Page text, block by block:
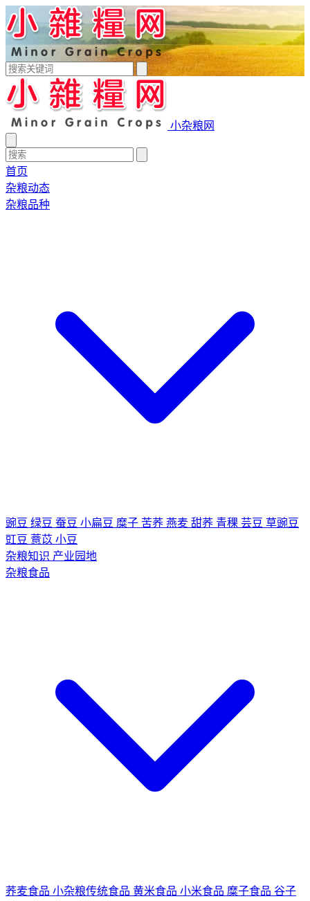
小杂粮网
首页
杂粮动态
杂粮品种
豌豆 绿豆 蚕豆 小扁豆 糜子 苦荞 燕麦 甜荞 青稞 芸豆 草豌豆
豇豆 薏苡 小豆
杂粮知识 产业园地
杂粮食品
荞麦食品 小杂粮传统食品 黄米食品 小米食品 糜子食品 谷子